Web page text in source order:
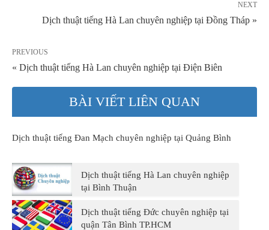
NEXT
Dịch thuật tiếng Hà Lan chuyên nghiệp tại Đồng Tháp »
PREVIOUS
« Dịch thuật tiếng Hà Lan chuyên nghiệp tại Điện Biên
BÀI VIẾT LIÊN QUAN
Dịch thuật tiếng Đan Mạch chuyên nghiệp tại Quảng Bình
Dịch thuật tiếng Hà Lan chuyên nghiệp
tại Bình Thuận
Dịch thuật tiếng Đức chuyên nghiệp tại
quận Tân Bình TP.HCM